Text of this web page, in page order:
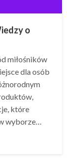
o
miłośników
dla osób
które
wyborze…